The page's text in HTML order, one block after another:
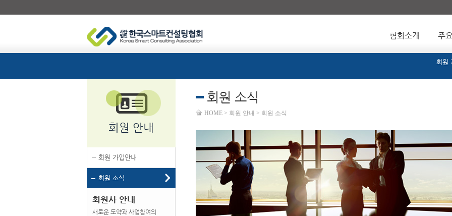
협회소개 주
회원
회원 안내
회원 가입안내
회원 소식
회원사 안내
새로운 도약과 사업참여의
회원 소식
HOME > 회원 안내 > 회원 소식